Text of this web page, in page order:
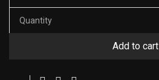
Quantity
Add to cart